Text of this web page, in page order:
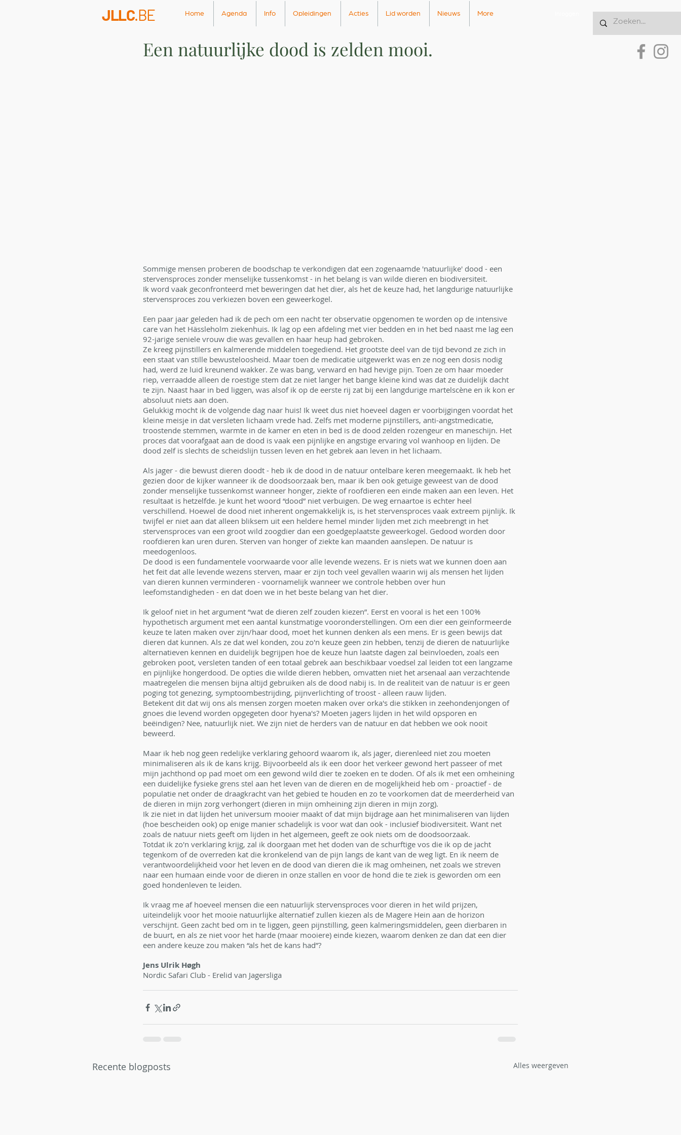
JLLC.BE Home Agenda Info Opleidingen Acties Lid worden Nieuws More
Een natuurlijke dood is zelden mooi.
Sommige mensen proberen de boodschap te verkondigen dat een zogenaamde 'natuurlijke' dood - een
stervensproces zonder menselijke tussenkomst - in het belang is van wilde dieren en biodiversiteit.
Ik word vaak geconfronteerd met beweringen dat het dier, als het de keuze had, het langdurige natuurlijke
stervensproces zou verkiezen boven een geweerkogel.
Een paar jaar geleden had ik de pech om een nacht ter observatie opgenomen te worden op de intensive
care van het Hässleholm ziekenhuis. Ik lag op een afdeling met vier bedden en in het bed naast me lag een
92-jarige seniele vrouw die was gevallen en haar heup had gebroken.
Ze kreeg pijnstillers en kalmerende middelen toegediend. Het grootste deel van de tijd bevond ze zich in
een staat van stille bewusteloosheid. Maar toen de medicatie uitgewerkt was en ze nog een dosis nodig
had, werd ze luid kreunend wakker. Ze was bang, verward en had hevige pijn. Toen ze om haar moeder
riep, verraadde alleen de roestige stem dat ze niet langer het bange kleine kind was dat ze duidelijk dacht
te zijn. Naast haar in bed liggen, was alsof ik op de eerste rij zat bij een langdurige martelscène en ik kon er
absoluut niets aan doen.
Gelukkig mocht ik de volgende dag naar huis! Ik weet dus niet hoeveel dagen er voorbijgingen voordat het
kleine meisje in dat versleten lichaam vrede had. Zelfs met moderne pijnstillers, anti-angstmedicatie,
troostende stemmen, warmte in de kamer en eten in bed is de dood zelden rozengeur en maneschijn. Het
proces dat voorafgaat aan de dood is vaak een pijnlijke en angstige ervaring vol wanhoop en lijden. De
dood zelf is slechts de scheidslijn tussen leven en het gebrek aan leven in het lichaam.
Als jager - die bewust dieren doodt - heb ik de dood in de natuur ontelbare keren meegemaakt. Ik heb het
gezien door de kijker wanneer ik de doodsoorzaak ben, maar ik ben ook getuige geweest van de dood
zonder menselijke tussenkomst wanneer honger, ziekte of roofdieren een einde maken aan een leven. Het
resultaat is hetzelfde. Je kunt het woord “dood” niet verbuigen. De weg ernaartoe is echter heel
verschillend. Hoewel de dood niet inherent ongemakkelijk is, is het stervensproces vaak extreem pijnlijk. Ik
twijfel er niet aan dat alleen bliksem uit een heldere hemel minder lijden met zich meebrengt in het
stervensproces van een groot wild zoogdier dan een goedgeplaatste geweerkogel. Gedood worden door
roofdieren kan uren duren. Sterven van honger of ziekte kan maanden aanslepen. De natuur is
meedogenloos.
De dood is een fundamentele voorwaarde voor alle levende wezens. Er is niets wat we kunnen doen aan
het feit dat alle levende wezens sterven, maar er zijn toch veel gevallen waarin wij als mensen het lijden
van dieren kunnen verminderen - voornamelijk wanneer we controle hebben over hun
leefomstandigheden - en dat doen we in het beste belang van het dier.
Ik geloof niet in het argument “wat de dieren zelf zouden kiezen”. Eerst en vooral is het een 100%
hypothetisch argument met een aantal kunstmatige vooronderstellingen. Om een dier een geïnformeerde
keuze te laten maken over zijn/haar dood, moet het kunnen denken als een mens. Er is geen bewijs dat
dieren dat kunnen. Als ze dat wel konden, zou zo'n keuze geen zin hebben, tenzij de dieren de natuurlijke
alternatieven kennen en duidelijk begrijpen hoe de keuze hun laatste dagen zal beïnvloeden, zoals een
gebroken poot, versleten tanden of een totaal gebrek aan beschikbaar voedsel zal leiden tot een langzame
en pijnlijke hongerdood. De opties die wilde dieren hebben, omvatten niet het arsenaal aan verzachtende
maatregelen die mensen bijna altijd gebruiken als de dood nabij is. In de realiteit van de natuur is er geen
poging tot genezing, symptoombestrijding, pijnverlichting of troost - alleen rauw lijden.
Betekent dit dat wij ons als mensen zorgen moeten maken over orka's die stikken in zeehondenjongen of
gnoes die levend worden opgegeten door hyena's? Moeten jagers lijden in het wild opsporen en
beëindigen? Nee, natuurlijk niet. We zijn niet de herders van de natuur en dat hebben we ook nooit
beweerd.
Maar ik heb nog geen redelijke verklaring gehoord waarom ik, als jager, dierenleed niet zou moeten
minimaliseren als ik de kans krijg. Bijvoorbeeld als ik een door het verkeer gewond hert passeer of met
mijn jachthond op pad moet om een gewond wild dier te zoeken en te doden. Of als ik met een omheining
een duidelijke fysieke grens stel aan het leven van de dieren en de mogelijkheid heb om - proactief - de
populatie net onder de draagkracht van het gebied te houden en zo te voorkomen dat de meerderheid van
de dieren in mijn zorg verhongert (dieren in mijn omheining zijn dieren in mijn zorg).
Ik zie niet in dat lijden het universum mooier maakt of dat mijn bijdrage aan het minimaliseren van lijden
(hoe bescheiden ook) op enige manier schadelijk is voor wat dan ook - inclusief biodiversiteit. Want net
zoals de natuur niets geeft om lijden in het algemeen, geeft ze ook niets om de doodsoorzaak.
Totdat ik zo'n verklaring krijg, zal ik doorgaan met het doden van de schurftige vos die ik op de jacht
tegenkom of de overreden kat die kronkelend van de pijn langs de kant van de weg ligt. En ik neem de
verantwoordelijkheid voor het leven en de dood van dieren die ik mag omheinen, net zoals we streven
naar een humaan einde voor de dieren in onze stallen en voor de hond die te ziek is geworden om een
goed hondenleven te leiden.
Ik vraag me af hoeveel mensen die een natuurlijk stervensproces voor dieren in het wild prijzen,
uiteindelijk voor het mooie natuurlijke alternatief zullen kiezen als de Magere Hein aan de horizon
verschijnt. Geen zacht bed om in te liggen, geen pijnstilling, geen kalmeringsmiddelen, geen dierbaren in
de buurt, en als ze niet voor het harde (maar mooiere) einde kiezen, waarom denken ze dan dat een dier
een andere keuze zou maken “als het de kans had”?
Jens Ulrik Høgh
Nordic Safari Club - Erelid van Jagersliga
Recente blogposts Alles weergeven